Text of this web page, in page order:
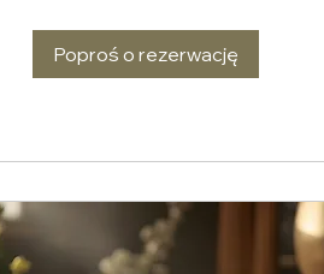
Poproś o rezerwację